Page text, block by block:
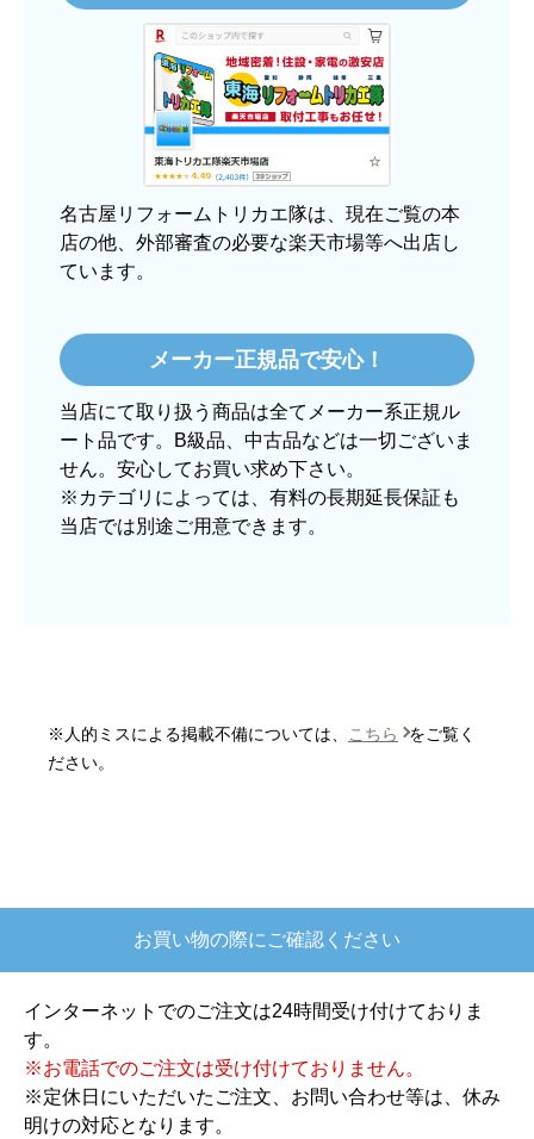
3日程で届きました。発送作業が早かったです。
【その他感想・コメント】
大手ネットショップよりも結構安いところで買う
のは不安でしたが、発送もかなり早くて、梱包も
丁寧でした。
2025年12月24日 21:44
欲しい商品をスムーズに注文できましたか？
はい
ショップからの連絡や対応は適切でしたか？
はい
予定の期日までに商品が届きましたか？
【注文からどのくらいで届きましたか？】
もあると思いますがあまりに早かったので少し驚
【その他感想・コメント】
ショップからの連絡もしっかりありましたし、商
名古屋リフォームトリカエ隊は、現在ご覧の本
店の他、外部審査の必要な楽天市場等へ出店し
ています。
メーカー正規品で安心！
当店にて取り扱う商品は全てメーカー系正規ル
ート品です。B級品、中古品などは一切ございま
せん。安心してお買い求め下さい。
※カテゴリによっては、有料の長期延長保証も
当店では別途ご用意できます。
※人的ミスによる掲載不備については、 こちら
をご覧く
ださい。
お買い物の際にご確認ください
インターネットでのご注文は24時間受け付けておりま
す。
※お電話でのご注文は受け付けておりません。
※定休日にいただいたご注文、お問い合わせ等は、休み
明けの対応となります。